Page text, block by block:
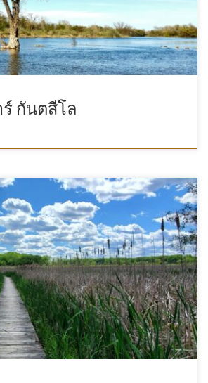
ร์ กันตสีโล